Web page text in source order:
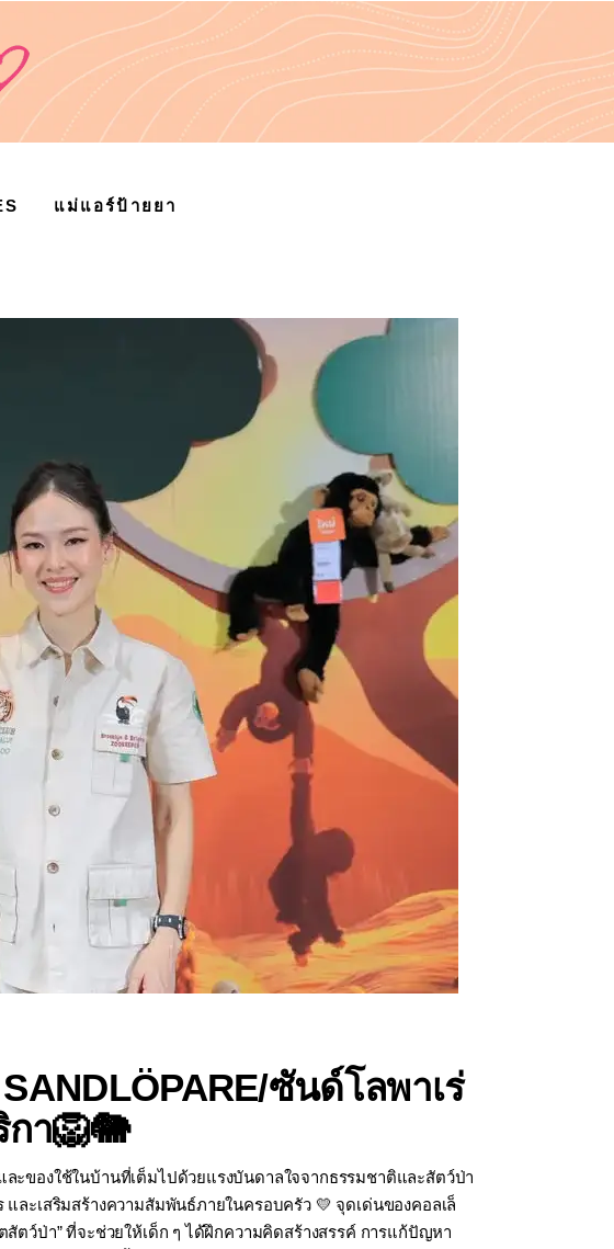
แม่แอร์ป้ายยา
ซันด์โลพาเร่
า🦁🐘
ะของใช้ในบ้านที่เต็มไปด้วยแรงบันดาลใจจากธรรมชาติและสัตว์ป่า
ละเสริมสร้างความสัมพันธ์ภายในครอบครัว 💛 จุดเด่นของคอลเล็
ตว์ป่า” ที่จะช่วยให้เด็ก ๆ ได้ฝึกความคิดสร้างสรรค์ การแก้ปัญหา